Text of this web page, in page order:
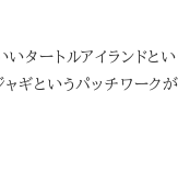
タートルアイランドと
ギというパッチワーク